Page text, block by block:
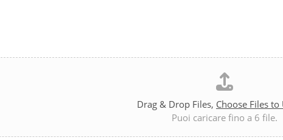
Drag & Drop Files, Choose Files to
Puoi caricare fino a 6 file.